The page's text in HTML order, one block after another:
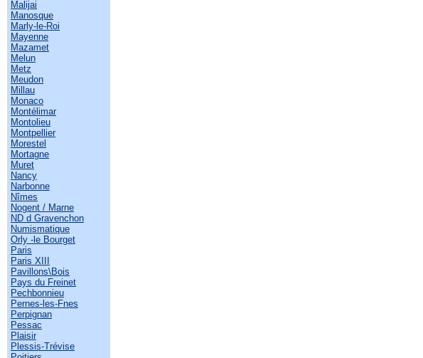
Malijai
Manosque
Marly-le-Roi
Mayenne
Mazamet
Melun
Metz
Meudon
Millau
Monaco
Montélimar
Montolieu
Montpellier
Morestel
Mortagne
Muret
Nancy
Narbonne
Nîmes
Nogent / Marne
ND d Gravenchon
Numismatique
Orly -le Bourget
Paris
Paris XIII
Pavillons\Bois
Pays du Freinet
Pechbonnieu
Pernes-les-Fnes
Perpignan
Pessac
Plaisir
Plessis-Trévise